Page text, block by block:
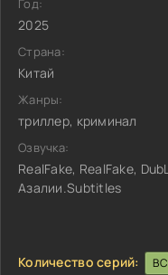
Год:
2025
Страна:
Китай
Жанры:
триллер, криминал
Озвучка:
RealFake, RealFake,
Азалии.Subtitles
Количество серий: